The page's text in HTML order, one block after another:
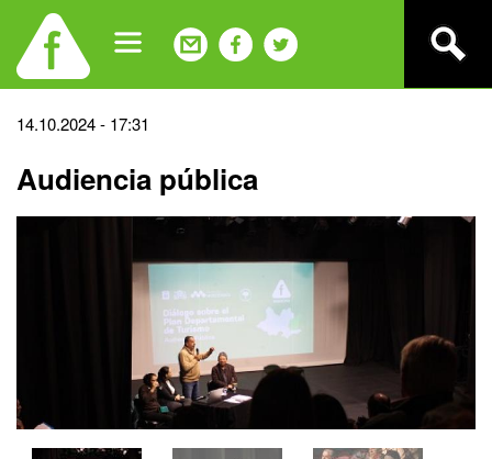
navigation
Back
top
14.10.2024 - 17:31
Audiencia pública